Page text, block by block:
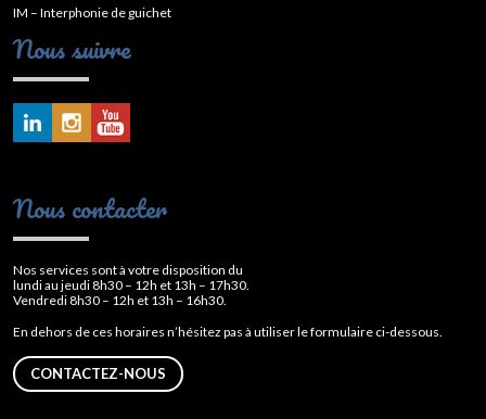
IM – Interphonie de guichet
Nous suivre
Nous contacter
Nos services sont à votre disposition du
lundi au jeudi 8h30 – 12h et 13h – 17h30.
Vendredi 8h30 – 12h et 13h – 16h30.
En dehors de ces horaires n’hésitez pas à utiliser le formulaire ci-dessous.
CONTACTEZ-NOUS